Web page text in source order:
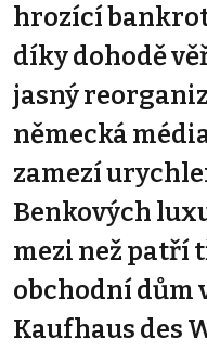
hrozící
díky dohodě
jasný
německá
zamezí
Benkových
mezi než patří
obchodní dům
Kaufhaus des